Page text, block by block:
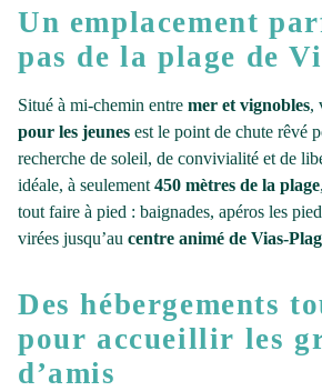
Un emplacement
pas de la plage de
Situé à mi-chemin entre mer et vignobles,
pour les jeunes est le point de chute rêvé
recherche de soleil, de convivialité et de
idéale, à seulement 450 mètres de la plage
tout faire à pied : baignades, apéros les
virées jusqu’au centre animé de Vias-
Des hébergements
pour accueillir les
d’amis